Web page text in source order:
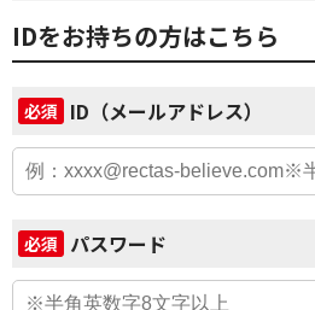
IDをお持ちの方はこちら
必須 ID（メールアドレス）
必須 パスワード